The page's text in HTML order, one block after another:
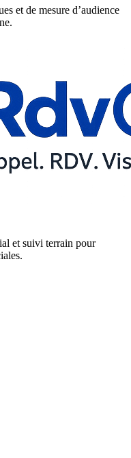
et de mesure d’audience
et suivi terrain pour